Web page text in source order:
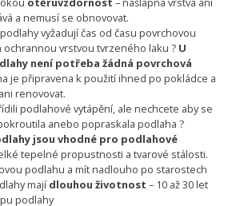
a nemusí se obnovovat.
vyžadují čas od času povrchovou
vrstvou tvrzeného laku ?U
není potřeba žádná povrchová
je připravena k použití ihned po pokládce a
renovovat.
podlahové vytápění, ale nechcete aby se
anebo popraskala podlaha ?
jsou vhodné pro podlahové
tepelné propustnosti a tvarové stálosti.
podlahu a mít nadlouho po starostech
mají dlouhou životnost – 10 až 30 let
podlahy